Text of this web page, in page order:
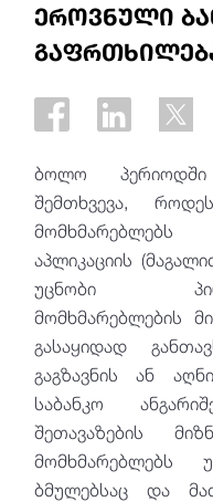
ეროვნული
ბოლო
შემთხვევა,
აპლიკაციის
უცნობი
მომხმარებლების
გასაყიდად
გაგზავნის ან
საბანკო
შეთავაზების
მომხმარებლებს
ბმულებსაც და